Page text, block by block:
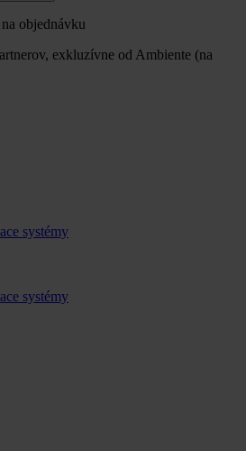
objednávku
exkluzívne od Ambiente (na
systémy
systémy